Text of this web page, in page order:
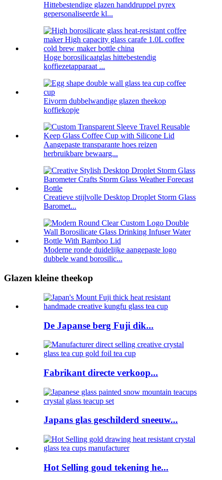
Hittebestendige glazen handdruppel pyrex
gepersonaliseerde kl...
Hoge borosilicaatglas hittebestendig
koffiezetapparaat ...
Eivorm dubbelwandige glazen theekop
koffiekopje
Aangepaste transparante hoes reizen
herbruikbare bewaarg...
Creatieve stijlvolle Desktop Droplet Storm Glass
Baromet...
Moderne ronde duidelijke aangepaste logo
dubbele wand borosilic...
Glazen kleine theekop
De Japanse berg Fuji dik...
Fabrikant directe verkoop...
Japans glas geschilderd sneeuw...
Hot Selling goud tekening he...